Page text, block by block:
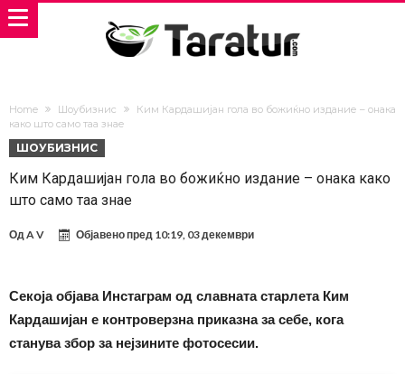
Home Шоубизнис
Ким Кардашијан гола во божиќно издание – онака
како што само таа знае
ШОУБИЗНИС
Ким Кардашијан гола во божиќно издание – онака како
што само таа знае
ОдA V Објавено пред 10:19, 03 декември
Секоја објава Инстаграм од славната старлета Ким
Кардашијан е контроверзна приказна за себе, кога
станува збор за нејзините фотосесии.